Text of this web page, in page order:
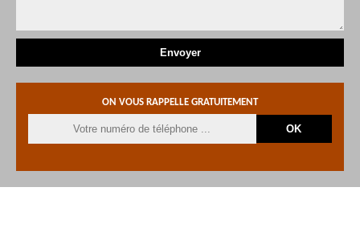
ON VOUS RAPPELLE GRATUITEMENT